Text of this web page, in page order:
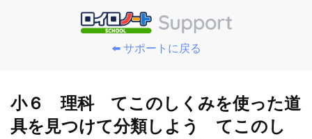
⬅️ サポートに戻る
小６ 理科 てこのしくみを使った道
具を見つけて分類しよう てこのし